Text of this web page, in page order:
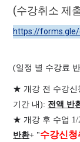
(수강취소 제
https://forms.gle/
(일정 별 수강료
★ 개강 전 수강신
기간 내 ): 전액 반
★ 개강 후 수업 1/
반환+ "수강신청